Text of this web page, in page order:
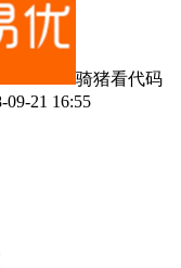
骑猪看代码
09-21 16:55